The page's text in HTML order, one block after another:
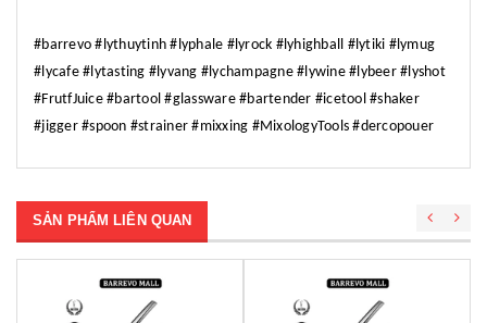
#barrevo #lythuytinh #lyphale #lyrock #lyhighball #lytiki #lymug
#lycafe #lytasting #lyvang #lychampagne #lywine #lybeer #lyshot
#FrutfJuice #bartool #glassware #bartender #icetool #shaker
#jigger #spoon #strainer #mixxing #MixologyTools #dercopouer
SẢN PHẨM LIÊN QUAN